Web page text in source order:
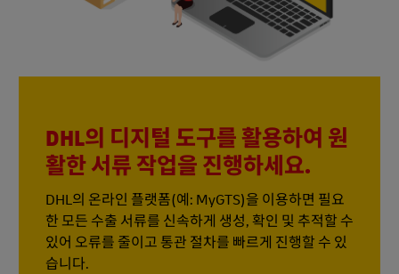
DHL의 디지털 도구를 활용하여 원
활한 서류 작업을 진행하세요.
DHL의 온라인 플랫폼(예: MyGTS)을 이용하면 필요
한 모든 수출 서류를 신속하게 생성, 확인 및 추적할 수
있어 오류를 줄이고 통관 절차를 빠르게 진행할 수 있
습니다.